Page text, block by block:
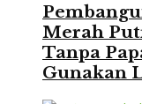
Merah
Tanpa
Gunakan